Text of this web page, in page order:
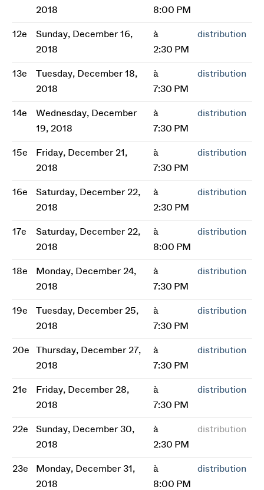
2018
8:00 PM
12e
Sunday, December 16,
2018
à
2:30 PM
distribution
13e
Tuesday, December 18,
2018
à
7:30 PM
distribution
14e
Wednesday, December
19, 2018
à
7:30 PM
distribution
15e
Friday, December 21,
2018
à
7:30 PM
distribution
16e
Saturday, December 22,
2018
à
2:30 PM
distribution
17e
Saturday, December 22,
2018
à
8:00 PM
distribution
18e
Monday, December 24,
2018
à
7:30 PM
distribution
19e
Tuesday, December 25,
2018
à
7:30 PM
distribution
20e
Thursday, December 27,
2018
à
7:30 PM
distribution
21e
Friday, December 28,
2018
à
7:30 PM
distribution
22e
Sunday, December 30,
2018
à
2:30 PM
distribution
23e
Monday, December 31,
2018
à
8:00 PM
distribution